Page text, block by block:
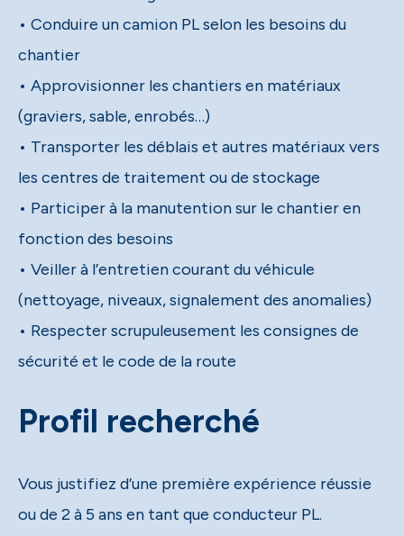
• Conduire un camion PL selon les besoins du
chantier
• Approvisionner les chantiers en matériaux
(graviers, sable, enrobés…)
• Transporter les déblais et autres matériaux vers
les centres de traitement ou de stockage
• Participer à la manutention sur le chantier en
fonction des besoins
• Veiller à l’entretien courant du véhicule
(nettoyage, niveaux, signalement des anomalies)
• Respecter scrupuleusement les consignes de
sécurité et le code de la route
Profil recherché
Vous justifiez d’une première expérience réussie
ou de 2 à 5 ans en tant que conducteur PL.